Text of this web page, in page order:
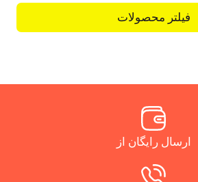
فیلتر محصولات
ارسال رایگان از